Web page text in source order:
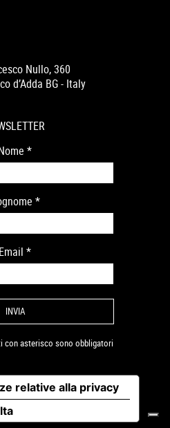
Nullo, 360
d’Adda BG - Italy
*
*
Email*
con asterisco sono obbligatori
relative alla privacy